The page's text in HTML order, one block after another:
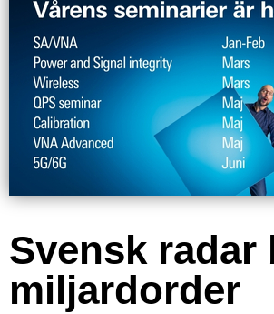
Svensk radar
miljardorder